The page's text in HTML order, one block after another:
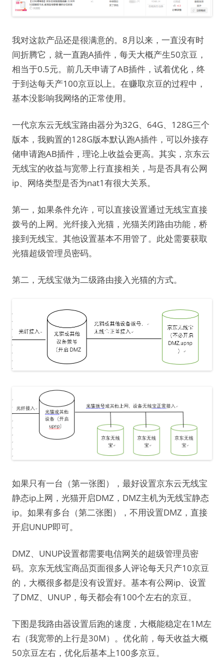
我对这款产品还是很满意的。8月以来，一直没有时
间折腾它，就一直跑A插件，每天大概产生50京豆，
相当于0.5元。前几天申请了AB插件，试着优化，终
于到达每天产100京豆以上。在赚取京豆的过程中，
基本没影响我网络的正常使用。
一代京东云无线宝路由器分为32G、64G、128G三个
版本，我购置的128G版本默认跑A插件，可以外接存
储申请跑AB插件，理论上收益会更高。其实，京东云
无线宝的收益与宽带上行直接相关，与是否具有公网
ip、网络类型是否为nat1有很大关系。
第一，如果条件允许，可以直接设置通过无线宝直接
拨号的上网。光纤接入光猫，光猫关闭路由功能，桥
接到无线宝。其他设置基本不用管了。此处需要获取
光猫超级管理员密码。
第二，无线宝做为二级路由接入光猫的方式。
如果只有一台（第一张图），最好设置京东云无线宝
静态ip上网，光猫开启DMZ，DMZ主机为无线宝静态
ip。如果有多台（第二张图），不用设置DMZ，直接
开启UNUP即可。
DMZ、UNUP设置都需要电信网关的超级管理员密
码。京东无线宝商品页面很多人评论每天只产10京豆
的，大概很多都是没有设置好。基本有公网ip、设置
了DMZ、UNUP，每天都会有100个左右的京豆。
下图是我路由器设置后跑的速度，大概能稳定在1M左
右（我宽带的上行是30M）。优化前，每天收益大概
50京豆左右，优化后基本上100多京豆。